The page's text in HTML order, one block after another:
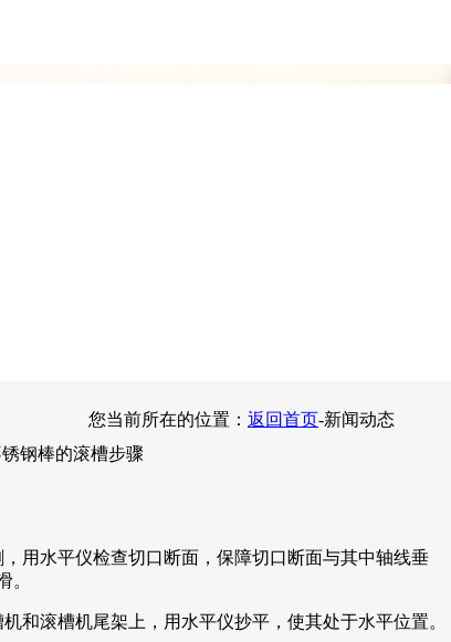
您当前所在的位置： 返回首页-新闻动态
钢棒的滚槽步骤
用水平仪检查切口断面，保障切口断面与其中轴线垂
。
和滚槽机尾架上，用水平仪抄平，使其处于水平位置。